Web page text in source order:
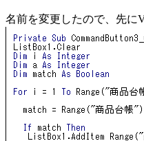
名前を変更したので、先に